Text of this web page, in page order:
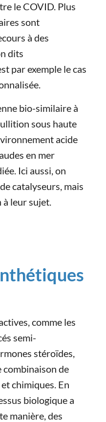
le COVID. Plus
sont
à des
dits
par exemple le cas
bio-similaire à
sous haute
acide
en mer
Ici aussi, on
catalyseurs, mais
à leur sujet.
comme les
semi-
stéroïdes,
de
chimiques. En
biologique a
manière, des